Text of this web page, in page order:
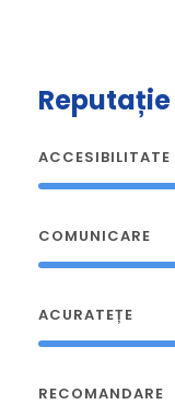
Reputație
ACCESIBILITATE
COMUNICARE
ACURATEȚE
RECOMANDARE